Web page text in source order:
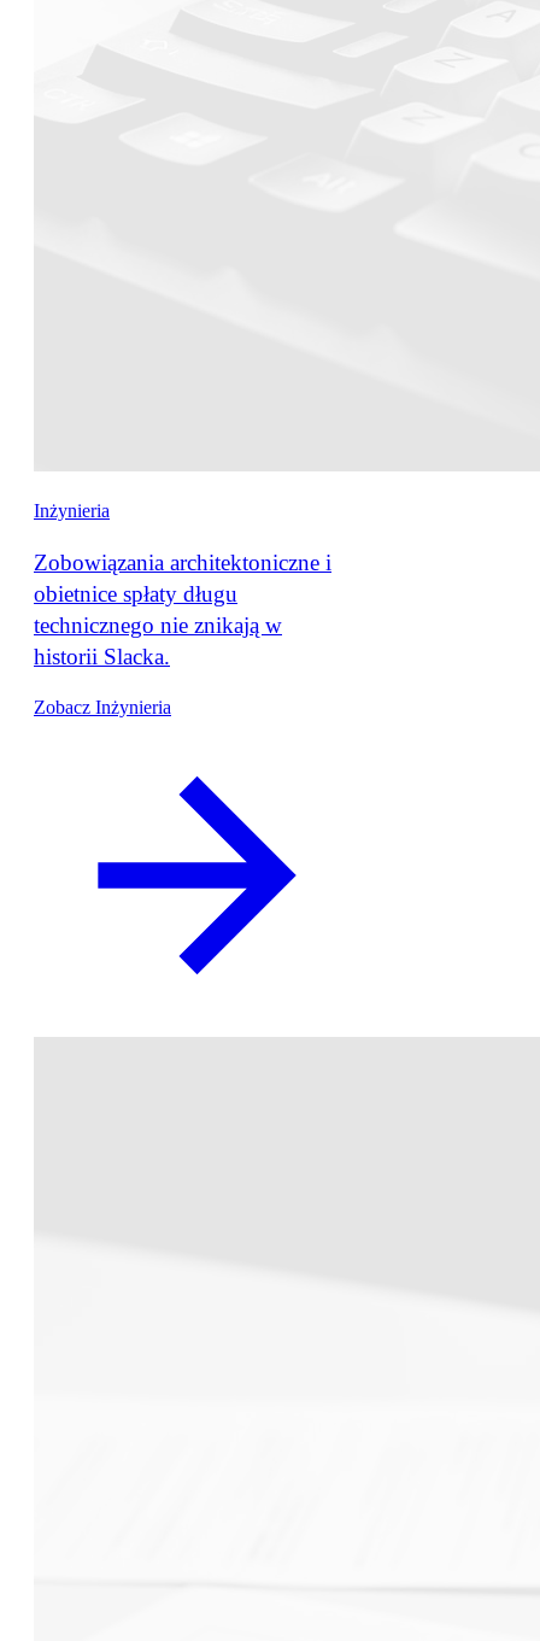
Inżynieria
Zobowiązania architektoniczne i
obietnice spłaty długu
technicznego nie znikają w
historii Slacka.
Zobacz Inżynieria